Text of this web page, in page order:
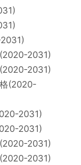
2031)
2031)
(2020-
2031)
2031)
2031)
2031)